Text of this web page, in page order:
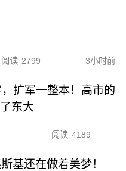
阅读 2799 3小时前
扩军一整本！高市的
东大
阅读 4189
基还在做着美梦！